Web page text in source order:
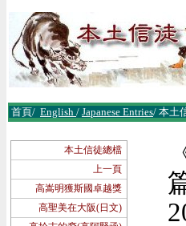
首頁/ English / Japanese Entries/ 本土
本土信徒總檔
上一頁
高嵩明獲斯國卓越獎
高聖美在大阪(日文)